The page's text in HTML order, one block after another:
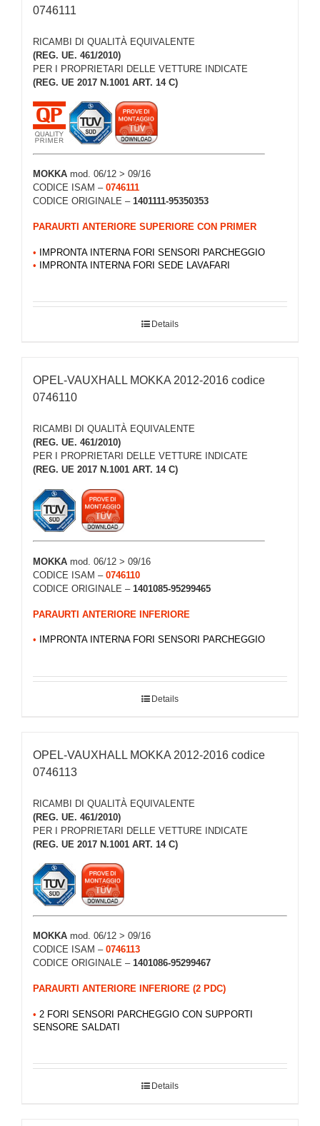
0746111
RICAMBI DI QUALITÀ EQUIVALENTE
(REG. UE. 461/2010)
PER I PROPRIETARI DELLE VETTURE INDICATE
(REG. UE 2017 N.1001 ART. 14 C)
MOKKA mod. 06/12 > 09/16
CODICE ISAM – 0746111
CODICE ORIGINALE – 1401111-95350353
PARAURTI ANTERIORE SUPERIORE CON PRIMER
•
IMPRONTA INTERNA FORI SENSORI PARCHEGGIO
•
IMPRONTA INTERNA FORI SEDE LAVAFARI
Details
OPEL-VAUXHALL MOKKA 2012-2016 codice
0746110
RICAMBI DI QUALITÀ EQUIVALENTE
(REG. UE. 461/2010)
PER I PROPRIETARI DELLE VETTURE INDICATE
(REG. UE 2017 N.1001 ART. 14 C)
MOKKA mod. 06/12 > 09/16
CODICE ISAM – 0746110
CODICE ORIGINALE – 1401085-95299465
PARAURTI ANTERIORE INFERIORE
• IMPRONTA INTERNA FORI SENSORI PARCHEGGIO
Details
OPEL-VAUXHALL MOKKA 2012-2016 codice
0746113
RICAMBI DI QUALITÀ EQUIVALENTE
(REG. UE. 461/2010)
PER I PROPRIETARI DELLE VETTURE INDICATE
(REG. UE 2017 N.1001 ART. 14 C)
MOKKA mod. 06/12 > 09/16
CODICE ISAM – 0746113
CODICE ORIGINALE – 1401086-95299467
PARAURTI ANTERIORE INFERIORE (2 PDC)
• 2 FORI SENSORI PARCHEGGIO CON SUPPORTI
SENSORE SALDATI
Details